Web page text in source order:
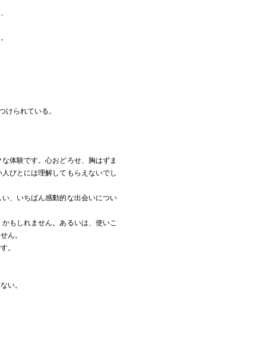
けられている。
体験です。心おどろせ、胸はずま
びとには理解してもらえないでし
、いちばん感動的な出会いについ
もしれません。あるいは、使いこ
ん。
。
い。